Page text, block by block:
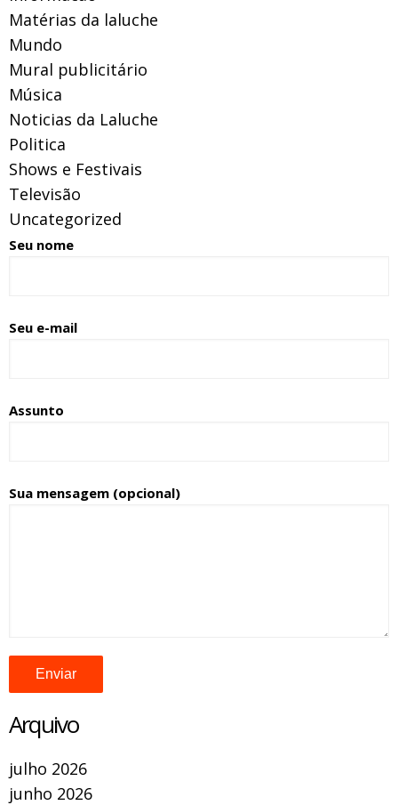
Matérias da laluche
Mundo
Mural publicitário
Música
Noticias da Laluche
Politica
Shows e Festivais
Televisão
Uncategorized
Seu nome
Seu e-mail
Assunto
Sua mensagem (opcional)
Arquivo
julho 2026
junho 2026